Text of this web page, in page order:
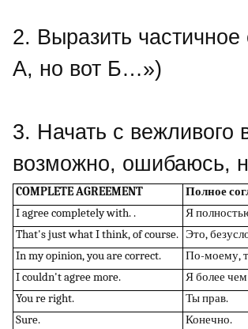
2. Выразить
А, но вот Б…»)
3. Начать с
возможно, ошибаюсь,
COMPLETE AGREEMENT
Полное
I agree completelywith.. Я
That's just what I think, of course. Это,
In my opinion, you are correct.
По-моему,
I couldn't agree more.
Яболее чем
You re right.
Тыправ.
Sure.
Конечно.